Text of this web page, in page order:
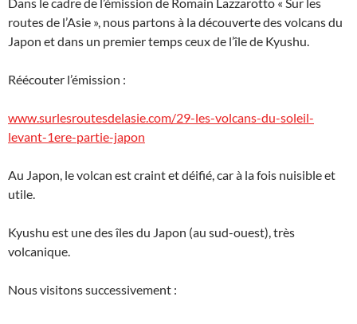
routes de l’Asie », nous partons à la découverte des volcans du
Japon et dans un premier temps ceux de l’île de Kyushu.
Réécouter l’émission :
www.surlesroutesdelasie.com/29-les-volcans-du-soleil-
levant-1ere-partie-japon
Au Japon, le volcan est craint et déifié, car à la fois nuisible et
utile.
Kyushu est une des îles du Japon (au sud-ouest), très
volcanique.
Nous visitons successivement :